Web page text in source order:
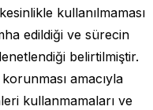
kullanılmaması
edildiği ve sürecin
belirtilmiştir.
amacıyla
kullanmamaları ve